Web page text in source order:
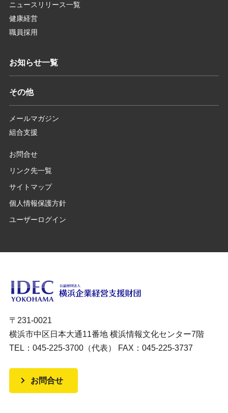
ニュースリリース一覧
健康経営
職員採用
お知らせ一覧
その他
メールマガジン
組合支援
お問合せ
リンク先一覧
サイトマップ
個人情報保護方針
ユーザーログイン
〒231-0021
横浜市中区日本大通11番地 横浜情報文化センター7階
TEL：045-225-3700（代表） FAX：045-225-3737
お問合せ